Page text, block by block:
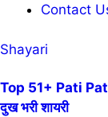
Contact
Shayari
Top 51+ Pati
दुख भरी शायरी